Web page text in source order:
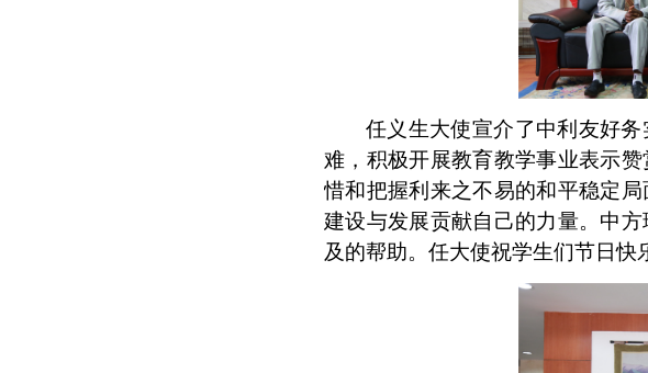
任义生大使宣介了中利友好
难，积极开展教育教学事业表示
惜和把握利来之不易的和平稳定
建设与发展贡献自己的力量。中
及的帮助。任大使祝学生们节日快